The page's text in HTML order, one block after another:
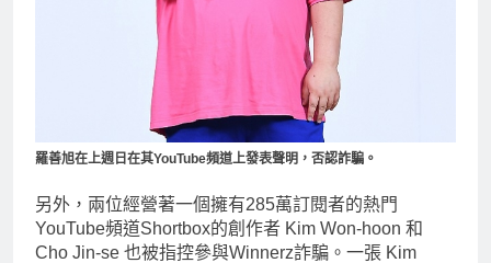
羅善旭在上週日在其YouTube頻道上發表聲明，否認詐騙。
另外，兩位經營著一個擁有285萬訂閱者的熱門
YouTube頻道Shortbox的創作者 Kim Won-hoon 和
Cho Jin-se 也被指控參與Winnerz詐騙。一張 Kim